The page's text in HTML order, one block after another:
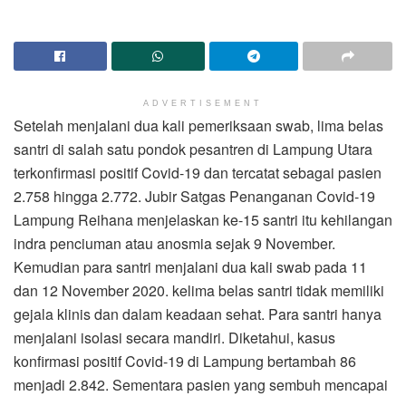
ADVERTISEMENT
Setelah menjalani dua kali pemeriksaan swab, lima belas
santri di salah satu pondok pesantren di Lampung Utara
terkonfirmasi positif Covid-19 dan tercatat sebagai pasien
2.758 hingga 2.772. Jubir Satgas Penanganan Covid-19
Lampung Reihana menjelaskan ke-15 santri itu kehilangan
indra penciuman atau anosmia sejak 9 November.
Kemudian para santri menjalani dua kali swab pada 11
dan 12 November 2020. kelima belas santri tidak memiliki
gejala klinis dan dalam keadaan sehat. Para santri hanya
menjalani isolasi secara mandiri. Diketahui, kasus
konfirmasi positif Covid-19 di Lampung bertambah 86
menjadi 2.842. Sementara pasien yang sembuh mencapai